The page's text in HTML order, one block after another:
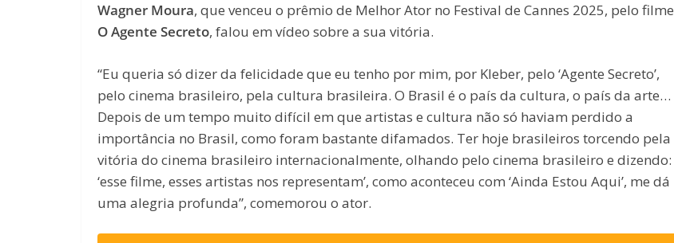
Wagner Moura, que venceu o prêmio de Melhor Ator no Festival de Cannes 2025, pelo filme
O Agente Secreto, falou em vídeo sobre a sua vitória.
“Eu queria só dizer da felicidade que eu tenho por mim, por Kleber, pelo ‘Agente Secreto’,
pelo cinema brasileiro, pela cultura brasileira. O Brasil é o país da cultura, o país da arte…
Depois de um tempo muito difícil em que artistas e cultura não só haviam perdido a
importância no Brasil, como foram bastante difamados. Ter hoje brasileiros torcendo pela
vitória do cinema brasileiro internacionalmente, olhando pelo cinema brasileiro e dizendo:
‘esse filme, esses artistas nos representam’, como aconteceu com ‘Ainda Estou Aqui’, me dá
uma alegria profunda”, comemorou o ator.